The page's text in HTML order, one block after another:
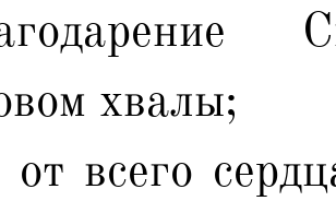
хвалы;
от всего